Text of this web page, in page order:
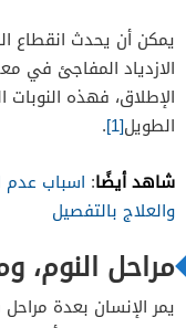
يمكن أن يحدث انقطاع
الازدياد المفاجئ في
الإطلاق، فهذه
الطويل[1]
.
شاهد أيضًا: اسباب عدم
والعلاج بالتفصيل
مراحل
يمر الإنسان بعدة